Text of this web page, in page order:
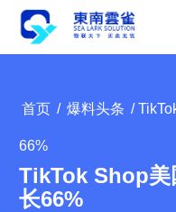
首页 / 爆料头条 /
66%
TikTok Shop美
长66%